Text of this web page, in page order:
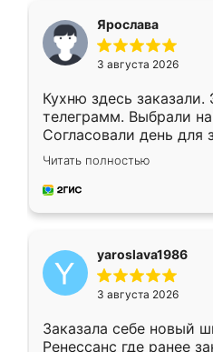
Ярослава
3 августа 2026
Кухню здесь
телеграмм. Выбрали
Согласовали день для
недели кухня была уже
довольны работой.
мебель за
Читать полностью
yaroslava1986
3 августа 2026
Заказала себе новый
Ренессанс где ранее